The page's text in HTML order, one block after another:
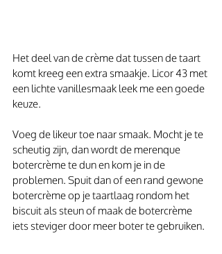
Het deel van de crème dat tussen de taart
komt kreeg een extra smaakje. Licor 43 met
een lichte vanillesmaak leek me een goede
keuze.
Voeg de likeur toe naar smaak. Mocht je te
scheutig zijn, dan wordt de merenque
botercrème te dun en kom je in de
problemen. Spuit dan of een rand gewone
botercrème op je taartlaag rondom het
biscuit als steun of maak de botercrème
iets steviger door meer boter te gebruiken.